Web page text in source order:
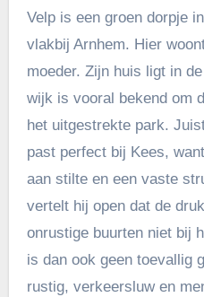
Velp is een groen dorpje
vlakbij Arnhem. Hier
moeder. Zijn huis ligt in
wijk is vooral bekend om
het uitgestrekte park.
past perfect bij Kees,
aan stilte en een vaste
vertelt hij open dat de
onrustige buurten niet bij
is dan ook geen toevallig
rustig, verkeersluw en